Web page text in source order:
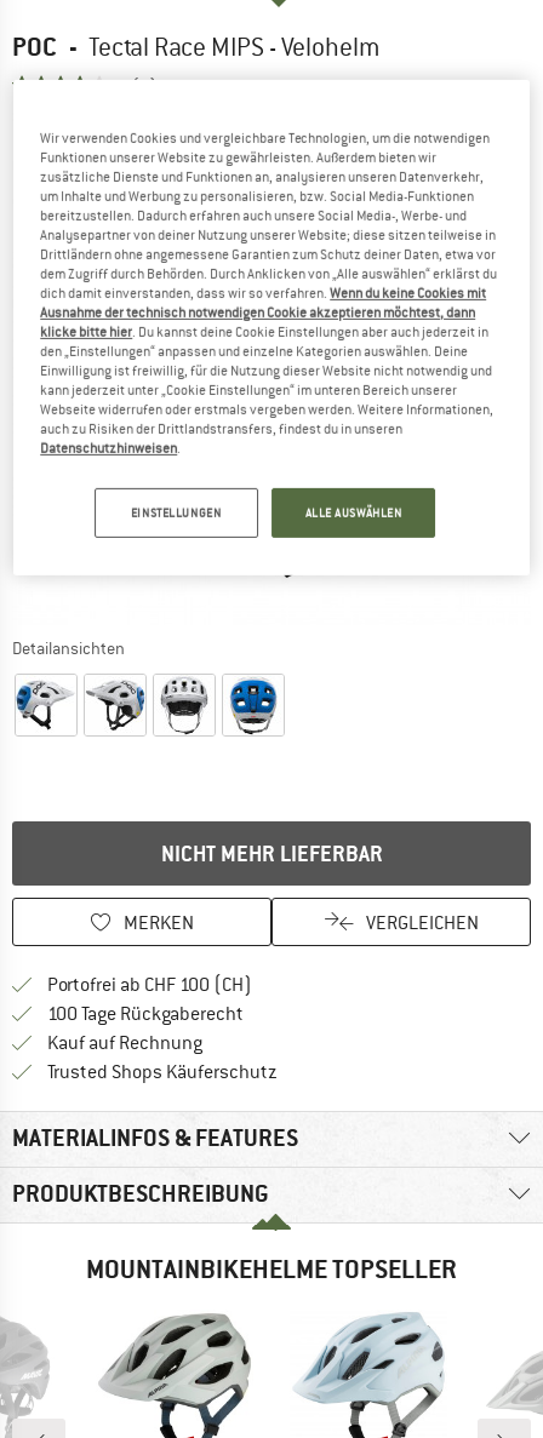
POC - Tectal Race MIPS - Velohelm
(3)
Detailansichten
NICHT MEHR LIEFERBAR
MERKEN VERGLEICHEN
Portofrei ab CHF 100 (CH)
100 Tage Rückgaberecht
Kauf auf RechnungFinde die Zahlungs-Infos hier! Öffnet
Trusted Shops Käuferschutz
MATERIALINFOS & FEATURES
PRODUKTBESCHREIBUNG
MOUNTAINBIKEHELME TOPSELLER
Wir verwenden Cookies und vergleichbare Technologien, um die notwendigen
Funktionen unserer Website zu gewährleisten. Außerdem bieten wir
zusätzliche Dienste und Funktionen an, analysieren unseren Datenverkehr,
um Inhalte und Werbung zu personalisieren, bzw. Social Media-Funktionen
bereitzustellen. Dadurch erfahren auch unsere Social Media-, Werbe- und
Analysepartner von deiner Nutzung unserer Website; diese sitzen teilweise in
Drittländern ohne angemessene Garantien zum Schutz deiner Daten, etwa vor
dem Zugriff durch Behörden. Durch Anklicken von „Alle auswählen“ erklärst du
dich damit einverstanden, dass wir so verfahren.Wenn du keine Cookies mit
Ausnahme der technisch notwendigen Cookie akzeptieren möchtest, dann
klicke bitte hier. Du kannst deine Cookie Einstellungen aber auch jederzeit in
den „Einstellungen“ anpassen und einzelne Kategorien auswählen. Deine
Einwilligung ist freiwillig, für die Nutzung dieser Website nicht notwendig und
kann jederzeit unter „Cookie Einstellungen“ im unteren Bereich unserer
Webseite widerrufen oder erstmals vergeben werden. Weitere Informationen,
auch zu Risiken der Drittlandstransfers, findest du in unseren
Datenschutzhinweisen.
EINSTELLUNGEN ALLE AUSWÄHLEN